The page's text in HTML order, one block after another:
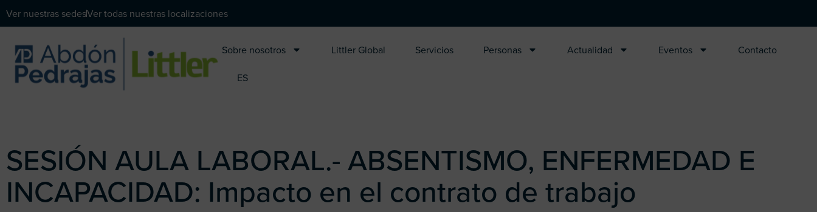
Ver nuestras sedesVer todas nuestras localizaciones
Sobre nosotros Littler Global Servicios Personas Actualidad Eventos Contacto
ES
SESIÓN AULA LABORAL.- ABSENTISMO, ENFERMEDAD E
INCAPACIDAD: Impacto en el contrato de trabajo